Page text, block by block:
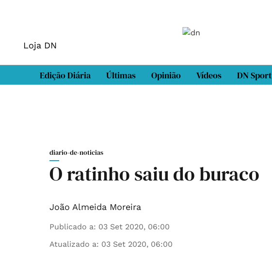
Loja DN
Edição Diária Últimas Opinião Vídeos DN Sport
diario-de-noticias
O ratinho saiu do buraco
João Almeida Moreira
Publicado a: 03 Set 2020, 06:00
Atualizado a: 03 Set 2020, 06:00